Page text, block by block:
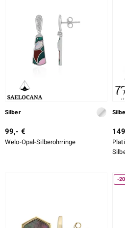
Silber
99,- €
Welo-Opal-Silberohrringe
-